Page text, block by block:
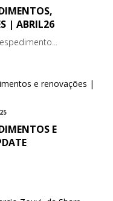
| ABRIL26
E